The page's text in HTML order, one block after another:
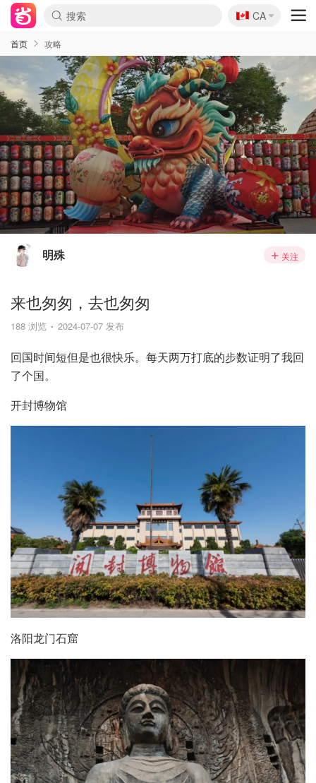
🇨🇦
CA
首页 攻略
明殊 关注
来也匆匆，去也匆匆
188 浏览 2024-07-07 发布
回国时间短但是也很快乐。每天两万打底的步数证明了我回
了个国。
开封博物馆
洛阳龙门石窟